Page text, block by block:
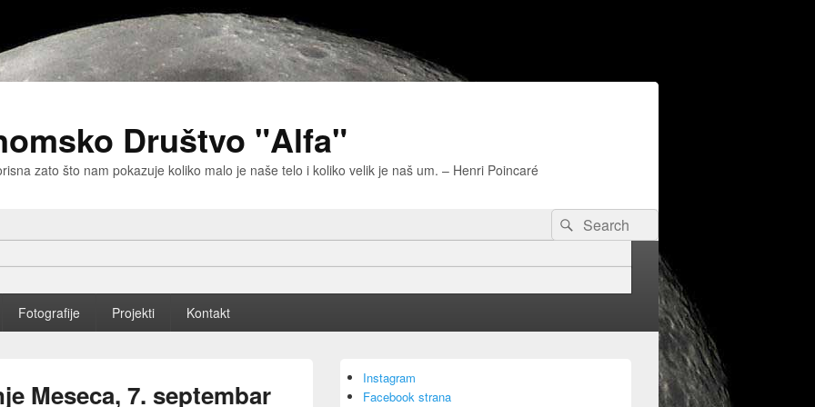
Društvo "Alfa"
zato što nam pokazuje koliko malo je naše telo i koliko velik je naš um. – Henri Poincaré
Search
for:
Search
Fotografije Projekti Kontakt
Meseca, 7. septembar
Sidebar
Widget
Instagram
Facebook strana